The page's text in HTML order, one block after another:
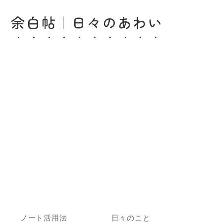
余白帖｜日々のあわい
ノート活用法 日々のこと